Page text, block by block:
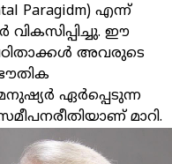
Paragidm) എന്ന്
ഈ
അവരുടെ
ഏർപ്പെടുന്ന
മാറി.